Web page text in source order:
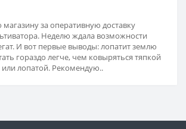
магазину за оперативную доставку
Неделю ждала возможности
И вот первые выводы: лопатит землю
гораздо легче, чем ковыряться тяпкой
или лопатой. Рекомендую..